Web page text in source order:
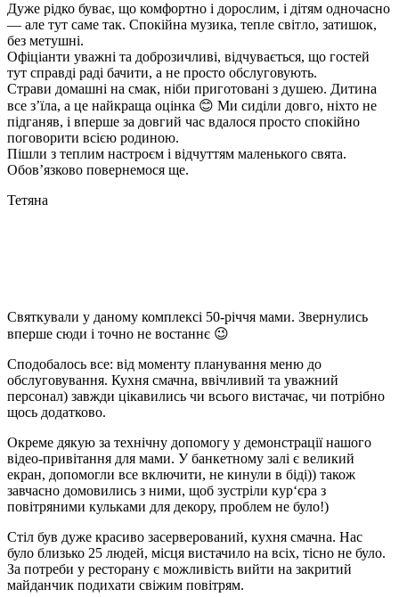
Дуже рідко буває, що комфортно і дорослим, і дітям одночасно
— але тут саме так. Спокійна музика, тепле світло, затишок,
без метушні.
Офіціанти уважні та доброзичливі, відчувається, що гостей
тут справді раді бачити, а не просто обслуговують.
Страви домашні на смак, ніби приготовані з душею. Дитина
все з’їла, а це найкраща оцінка 😊 Ми сиділи довго, ніхто не
підганяв, і вперше за довгий час вдалося просто спокійно
поговорити всією родиною.
Пішли з теплим настроєм і відчуттям маленького свята.
Обов’язково повернемося ще.
Тетяна
Святкували у даному комплексі 50-річчя мами. Звернулись
вперше сюди і точно не востаннє 😉
Сподобалось все: від моменту планування меню до
обслуговування. Кухня смачна, ввічливий та уважний
персонал) завжди цікавились чи всього вистачає, чи потрібно
щось додатково.
Окреме дякую за технічну допомогу у демонстрації нашого
відео-привітання для мами. У банкетному залі є великий
екран, допомогли все включити, не кинули в біді)) також
завчасно домовились з ними, щоб зустріли кур‘єра з
повітряними кульками для декору, проблем не було!)
Стіл був дуже красиво засерверований, кухня смачна. Нас
було близько 25 людей, місця вистачило на всіх, тісно не було.
За потреби у ресторану є можливість вийти на закритий
майданчик подихати свіжим повітрям.